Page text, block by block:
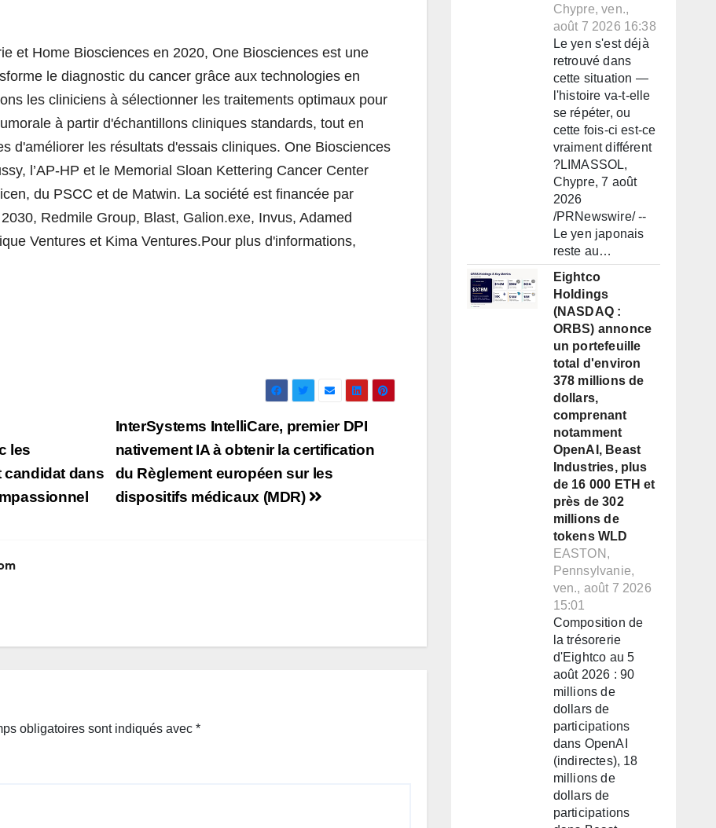
et Home Biosciences en 2020, One Biosciences est une
le diagnostic du cancer grâce aux technologies en
les cliniciens à sélectionner les traitements optimaux pour
à partir d'échantillons cliniques standards, tout en
d'améliorer les résultats d'essais cliniques. One Biosciences
l’AP-HP et le Memorial Sloan Kettering Cancer Center
du PSCC et de Matwin. La société est financée par
Redmile Group, Blast, Galion.exe, Invus, Adamed
Ventures et Kima Ventures.Pour plus d'informations,
InterSystems IntelliCare, premier DPI
nativement IA à obtenir la certification
du Règlement européen sur les
dispositifs médicaux (MDR)
les
candidat dans
obligatoires sont indiqués avec *
Chypre, ven.,
août 7 2026 16:38
Le yen s'est déjà
retrouvé dans
cette situation —
l'histoire va-t-elle
se répéter, ou
cette fois-ci est-ce
vraiment différent
?LIMASSOL,
Chypre, 7 août
2026
/PRNewswire/ --
Le yen japonais
reste au…
Eightco
Holdings
(NASDAQ :
ORBS) annonce
un portefeuille
total d'environ
378 millions de
dollars,
comprenant
notamment
OpenAI, Beast
Industries, plus
de 16 000 ETH et
près de 302
millions de
tokens WLD
EASTON,
Pennsylvanie,
ven., août 7 2026
15:01
Composition de
la trésorerie
d'Eightco au 5
août 2026 : 90
millions de
dollars de
participations
dans OpenAI
(indirectes), 18
millions de
dollars de
participations